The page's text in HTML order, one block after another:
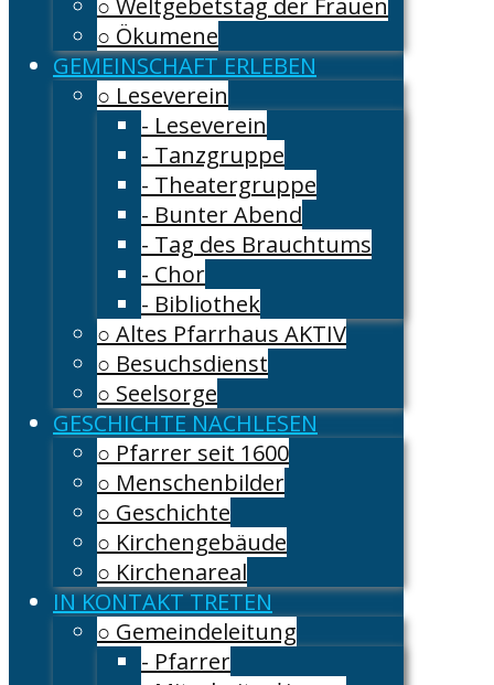
○ Weltgebetstag der Frauen
○ Ökumene
GEMEINSCHAFT ERLEBEN
○ Leseverein
- Leseverein
- Tanzgruppe
- Theatergruppe
- Bunter Abend
- Tag des Brauchtums
- Chor
- Bibliothek
○ Altes Pfarrhaus AKTIV
○ Besuchsdienst
○ Seelsorge
GESCHICHTE NACHLESEN
○ Pfarrer seit 1600
○ Menschenbilder
○ Geschichte
○ Kirchengebäude
○ Kirchenareal
IN KONTAKT TRETEN
○ Gemeindeleitung
- Pfarrer